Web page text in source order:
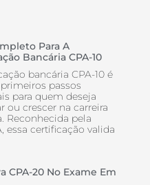
Para A
Bancária CPA-10
bancária CPA-10 é
passos
para quem deseja
ou crescer na carreira
Reconhecida pela
essa certificação valida
CPA-20 No Exame Em